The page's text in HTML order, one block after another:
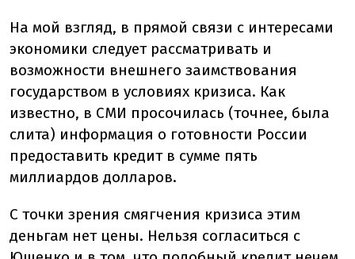
На мой взгляд, в прямой связи с интересами
экономики следует рассматривать и
возможности внешнего заимствования
государством в условиях кризиса. Как
известно, в СМИ просочилась (точнее, была
слита) информация о готовности России
предоставить кредит в сумме пять
миллиардов долларов.
С точки зрения смягчения кризиса этим
деньгам нет цены. Нельзя согласиться с